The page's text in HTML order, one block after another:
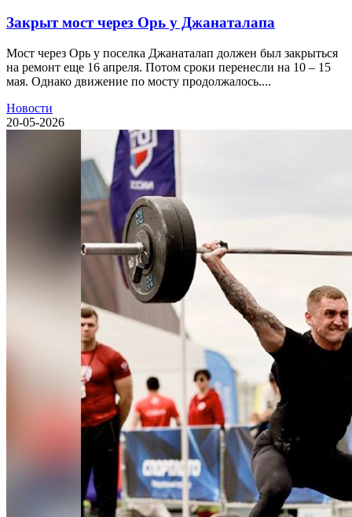
Закрыт мост через Орь у Джанаталапа
Мост через Орь у поселка Джанаталап должен был закрыться
на ремонт еще 16 апреля. Потом сроки перенесли на 10 – 15
мая. Однако движение по мосту продолжалось....
Новости
20-05-2026